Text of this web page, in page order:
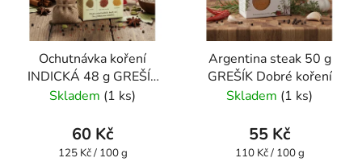
Ochutnávka koření
INDICKÁ 48 g GREŠÍK
Dobré koření
Skladem (1 ks)
60 Kč
Měrná
125 Kč / 100 g
Argentina steak 50 g
GREŠÍK Dobré koření
Skladem (1 ks)
55 Kč
Měrná
110 Kč / 100 g